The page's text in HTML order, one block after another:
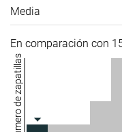
Media
En comparación con
Número de zapatillas